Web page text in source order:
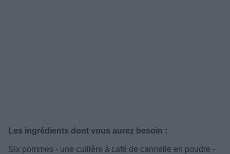
Les ingrédients dont vous aurez besoin :
Six pommes - une cuillère à café de cannelle en poudre -